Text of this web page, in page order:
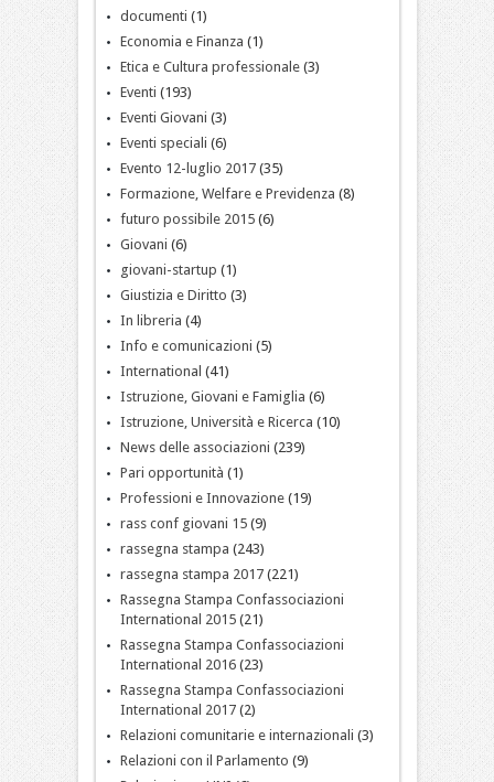
documenti (1)
Economia e Finanza (1)
Etica e Cultura professionale(3)
Eventi (193)
Eventi Giovani (3)
Eventi speciali (6)
Evento 12-luglio 2017(35)
Formazione, Welfare e Previdenza (8)
futuro possibile 2015(6)
Giovani (6)
giovani-startup (1)
Giustizia e Diritto (3)
In libreria (4)
Info e comunicazioni (5)
International (41)
Istruzione, Giovani e Famiglia (6)
Istruzione, Università e Ricerca (10)
News delle associazioni (239)
Pari opportunità (1)
Professioni e Innovazione(19)
rass conf giovani 15(9)
rassegna stampa (243)
rassegna stampa 2017(221)
Rassegna Stampa Confassociazioni
International 2015(21)
Rassegna Stampa Confassociazioni
International 2016(23)
Rassegna Stampa Confassociazioni
International 2017(2)
Relazioni comunitarie e internazionali (3)
Relazioni con il Parlamento (9)